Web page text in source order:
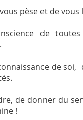
pèse et de
de
de
de donner du
!